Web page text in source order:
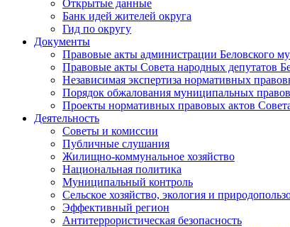
Открытые данные
Банк идей жителей округа
Гид по округу
Документы
Правовые акты администрации Беловского
Правовые акты Совета народных депутатов
Независимая экспертиза нормативных
Порядок обжалования муниципальных
Проекты нормативных правовых актов
Деятельность
Советы и комиссии
Публичные слушания
Жилищно-коммунальное хозяйство
Национальная политика
Муниципальный контроль
Сельское хозяйство, экология и
Эффективный регион
Антитеррористическая безопасность